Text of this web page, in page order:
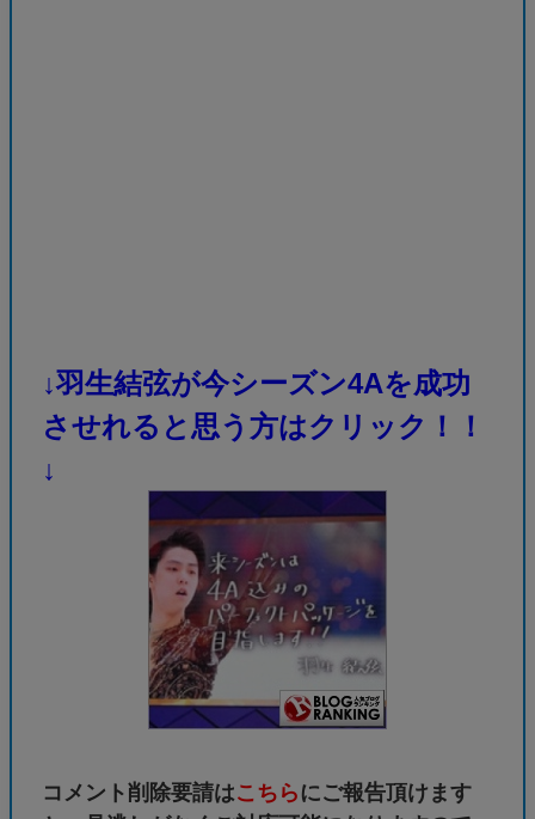
↓羽生結弦が今シーズン4Aを成功
させれると思う方はクリック！！
↓
コメント削除要請はこちら にご報告頂けます